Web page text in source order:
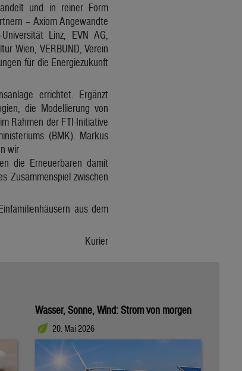
und in reiner Form
– Axiom Angewandte
Linz, EVN AG,
Wien, VERBUND, Verein
für die Energiezukunft
errichtet. Ergänzt
die Modellierung von
Rahmen der FTI-Initiative
(BMK). Markus
wir
die Erneuerbaren damit
Zusammenspiel zwischen
aus dem
Kurier
Wasser, Sonne, Wind: Strom von morgen
20. Mai 2026